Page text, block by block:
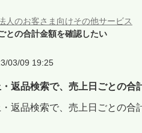
人のお客さま向けその他サービス
との合計金額を確認したい
03/09 19:25
返品検索で、売上日ごとの合
返品検索で、売上日ごとの合